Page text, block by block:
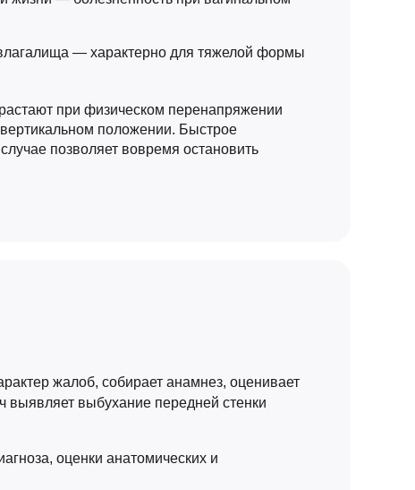
— характерно для тяжелой формы
при физическом перенапряжении
положении. Быстрое
позволяет вовремя остановить
жалоб, собирает анамнез, оценивает
выявляет выбухание передней стенки
оценки анатомических и